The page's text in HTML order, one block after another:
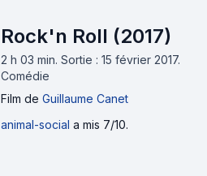
Rock'n Roll (2017)
2 h 03 min. Sortie : 15 février 2017.
Comédie
Film de Guillaume Canet
animal-social a mis 7/10.